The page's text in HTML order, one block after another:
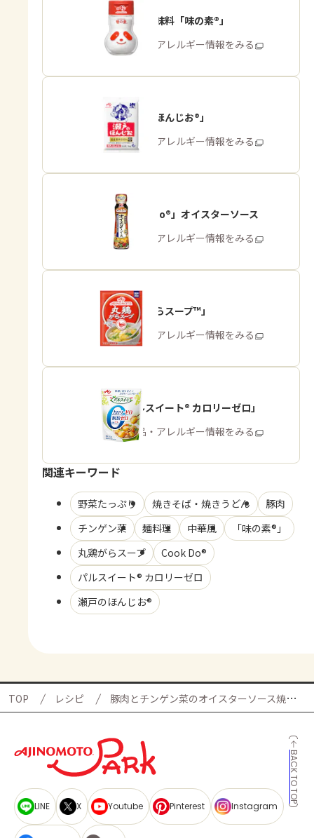
うま味調味料「味の素®」
商品・アレルギー情報をみる
「瀬戸のほんじお®」
商品・アレルギー情報をみる
「Cook Do®」オイスターソース
商品・アレルギー情報をみる
「丸鶏がらスープ™」
商品・アレルギー情報をみる
「パルスイート® カロリーゼロ」
商品・アレルギー情報をみる
関連キーワード
野菜たっぷり 焼きそば・焼きうどん
豚肉
チンゲン菜
麺料理 中華風
「味の素®」
丸鶏がらスープ
Cook Do®
パルスイート® カロリーゼロ
瀬戸のほんじお®
TOP レシピ 豚肉とチンゲン菜のオイスターソース焼きそばの献立
BACK TO TOP
LINE X Youtube Pinterest Instagram